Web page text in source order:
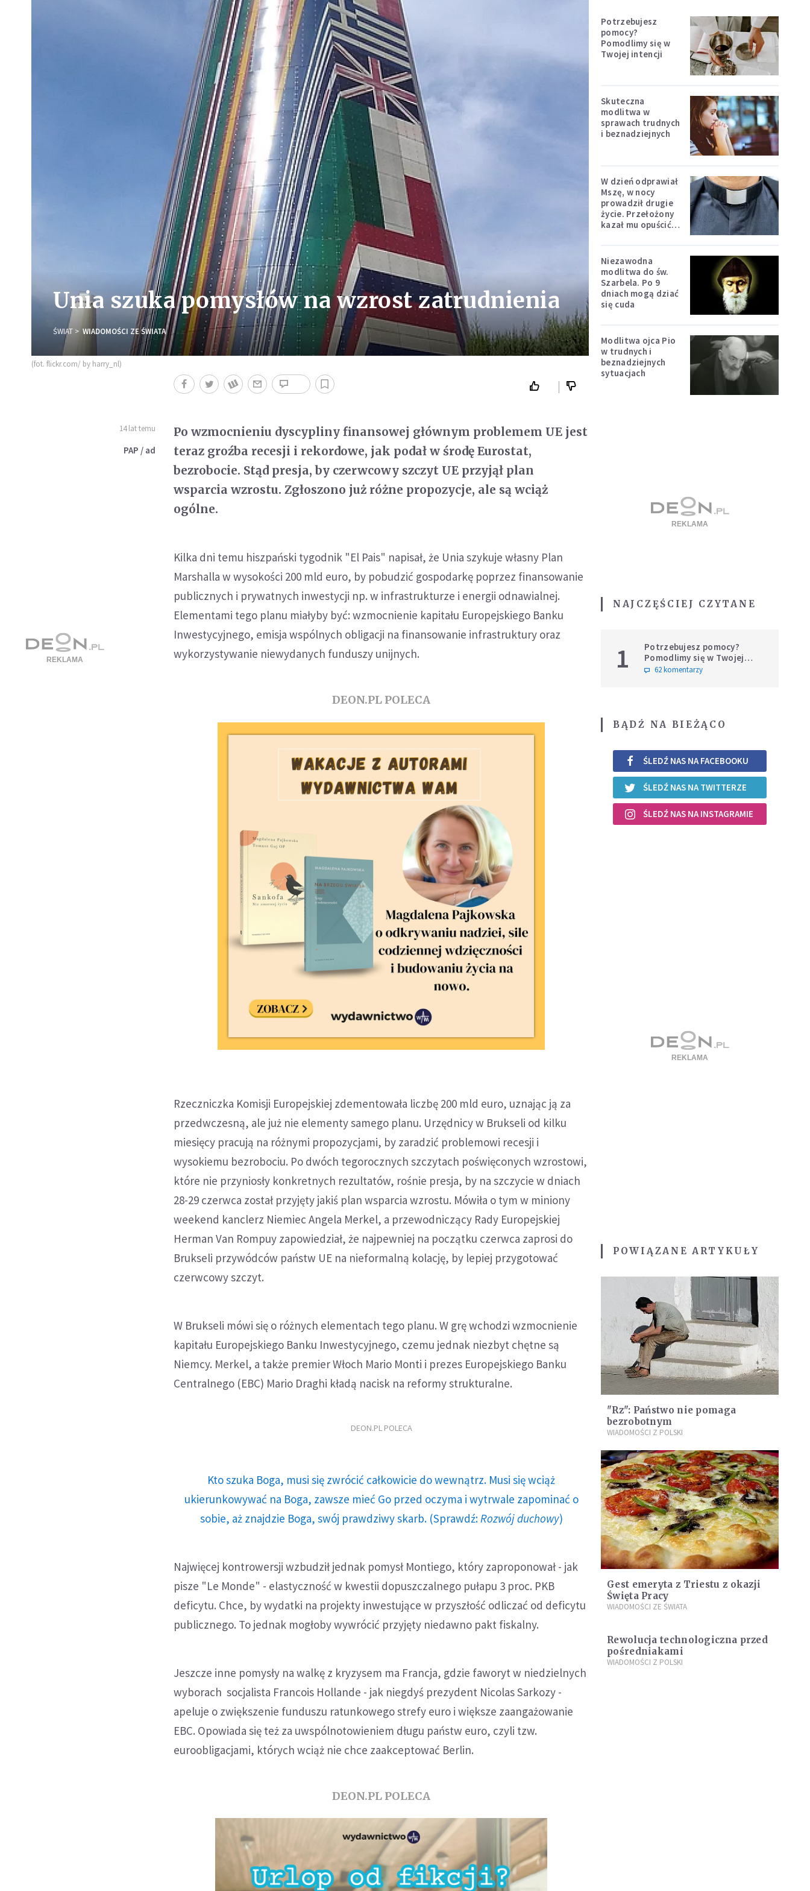
Unia szuka pomysłów na wzrost zatrudnienia
ŚWIAT WIADOMOŚCI ZE ŚWIATA
(fot. flickr.com/ by harry_nl)
14 lat temu
PAP / ad
Po wzmocnieniu dyscypliny finansowej głównym problemem UE jest
teraz groźba recesji i rekordowe, jak podał w środę Eurostat,
bezrobocie. Stąd presja, by czerwcowy szczyt UE przyjął plan
wsparcia wzrostu. Zgłoszono już różne propozycje, ale są wciąż
ogólne.
Kilka dni temu hiszpański tygodnik "El Pais" napisał, że Unia szykuje własny Plan
Marshalla w wysokości 200 mld euro, by pobudzić gospodarkę poprzez finansowanie
publicznych i prywatnych inwestycji np. w infrastrukturze i energii odnawialnej.
Elementami tego planu miałyby być: wzmocnienie kapitału Europejskiego Banku
Inwestycyjnego, emisja wspólnych obligacji na finansowanie infrastruktury oraz
wykorzystywanie niewydanych funduszy unijnych.
DEON.PL POLECA
Rzeczniczka Komisji Europejskiej zdementowała liczbę 200 mld euro, uznając ją za
przedwczesną, ale już nie elementy samego planu. Urzędnicy w Brukseli od kilku
miesięcy pracują na różnymi propozycjami, by zaradzić problemowi recesji i
wysokiemu bezrobociu. Po dwóch tegorocznych szczytach poświęconych wzrostowi,
które nie przyniosły konkretnych rezultatów, rośnie presja, by na szczycie w dniach
28-29 czerwca został przyjęty jakiś plan wsparcia wzrostu. Mówiła o tym w miniony
weekend kanclerz Niemiec Angela Merkel, a przewodniczący Rady Europejskiej
Herman Van Rompuy zapowiedział, że najpewniej na początku czerwca zaprosi do
Brukseli przywódców państw UE na nieformalną kolację, by lepiej przygotować
czerwcowy szczyt.
W Brukseli mówi się o różnych elementach tego planu. W grę wchodzi wzmocnienie
kapitału Europejskiego Banku Inwestycyjnego, czemu jednak niezbyt chętne są
Niemcy. Merkel, a także premier Włoch Mario Monti i prezes Europejskiego Banku
Centralnego (EBC) Mario Draghi kładą nacisk na reformy strukturalne.
DEON.PL POLECA
Kto szuka Boga, musi się zwrócić całkowicie do wewnątrz. Musi się wciąż
ukierunkowywać na Boga, zawsze mieć Go przed oczyma i wytrwale zapominać o
sobie, aż znajdzie Boga, swój prawdziwy skarb. (Sprawdź: Rozwój duchowy)
Najwięcej kontrowersji wzbudził jednak pomysł Montiego, który zaproponował - jak
pisze "Le Monde" - elastyczność w kwestii dopuszczalnego pułapu 3 proc. PKB
deficytu. Chce, by wydatki na projekty inwestujące w przyszłość odliczać od deficytu
publicznego. To jednak mogłoby wywrócić przyjęty niedawno pakt fiskalny.
Jeszcze inne pomysły na walkę z kryzysem ma Francja, gdzie faworyt w niedzielnych
wyborach socjalista Francois Hollande - jak niegdyś prezydent Nicolas Sarkozy -
apeluje o zwiększenie funduszu ratunkowego strefy euro i większe zaangażowanie
EBC. Opowiada się też za uwspólnotowieniem długu państw euro, czyli tzw.
euroobligacjami, których wciąż nie chce zaakceptować Berlin.
DEON.PL POLECA
Potrzebujesz
pomocy?
Pomodlimy się w
Twojej intencji
Skuteczna
modlitwa w
sprawach trudnych
i beznadziejnych
W dzień odprawiał
Mszę, w nocy
prowadził drugie
życie. Przełożony
kazał mu opuścić
Niezawodna
modlitwa do św.
Szarbela. Po 9
dniach mogą dziać
się cuda
Modlitwa ojca Pio
w trudnych i
beznadziejnych
sytuacjach
NAJCZĘŚCIEJ CZYTANE
1
Potrzebujesz pomocy?
Pomodlimy się w Twojej
intencji
62 komentarzy
BĄDŹ NA BIEŻĄCO
ŚLEDŹ NAS NA FACEBOOKU
ŚLEDŹ NAS NA TWITTERZE
ŚLEDŹ NAS NA INSTAGRAMIE
POWIĄZANE ARTYKUŁY
"Rz": Państwo nie pomaga
bezrobotnym
WIADOMOŚCI Z POLSKI
Gest emeryta z Triestu z okazji
Święta Pracy
WIADOMOŚCI ZE ŚWIATA
Rewolucja technologiczna przed
pośredniakami
WIADOMOŚCI Z POLSKI